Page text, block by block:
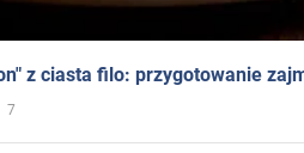
z ciasta filo: przygotowanie
7